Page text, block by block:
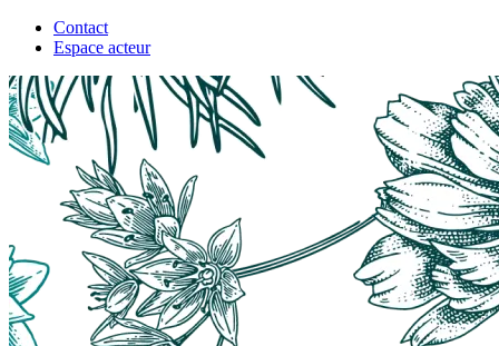
Contact
Espace acteur